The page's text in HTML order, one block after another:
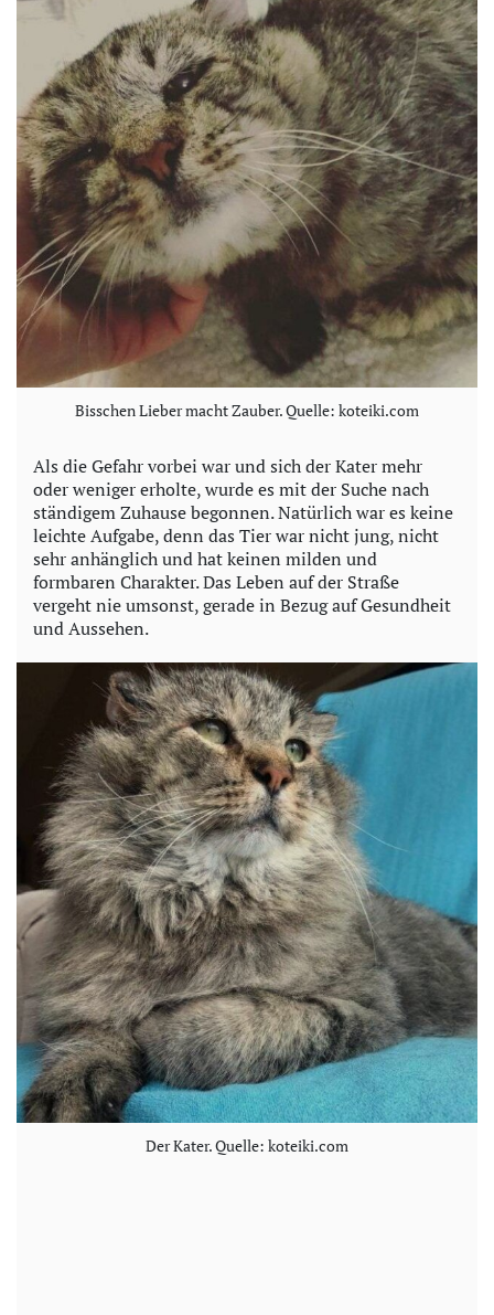
Bisschen Lieber macht Zauber. Quelle: koteiki.com
Als die Gefahr vorbei war und sich der Kater mehr
oder weniger erholte, wurde es mit der Suche nach
ständigem Zuhause begonnen. Natürlich war es keine
leichte Aufgabe, denn das Tier war nicht jung, nicht
sehr anhänglich und hat keinen milden und
formbaren Charakter. Das Leben auf der Straße
vergeht nie umsonst, gerade in Bezug auf Gesundheit
und Aussehen.
Der Kater. Quelle: koteiki.com